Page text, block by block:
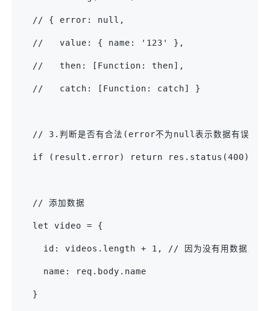
  // { error: null,
  //   value: { name: '123' },
  //   then: [Function: then],
  //   catch: [Function: catch] }
// 3.判断是否有合法(error不为null表示数据有误)，
if (result.error) return
  // 添加数据
  let video = {
id: videos.length + 1, // 因为没有用数据库，
    name: req.body.name
  }